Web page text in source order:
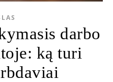
darbo
ką turi